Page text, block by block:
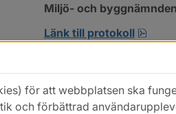
Miljö- och
Länk till protokoll
pdf,
Kontakt
för att webbplatsen ska
och förbättrad